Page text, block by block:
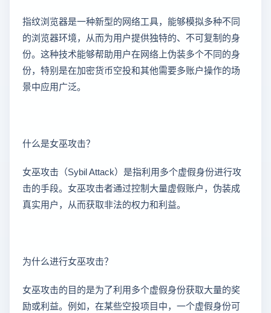
指纹浏览器是一种新型的网络工具，能够模拟多种不同
的浏览器环境，从而为用户提供独特的、不可复制的身
份。这种技术能够帮助用户在网络上伪装多个不同的身
份，特别是在加密货币空投和其他需要多账户操作的场
景中应用广泛。
什么是女巫攻击？
女巫攻击（Sybil Attack）是指利用多个虚假身份进行攻
击的手段。女巫攻击者通过控制大量虚假账户，伪装成
真实用户，从而获取非法的权力和利益。
为什么进行女巫攻击？
女巫攻击的目的是为了利用多个虚假身份获取大量的奖
励或利益。例如，在某些空投项目中，一个虚假身份可